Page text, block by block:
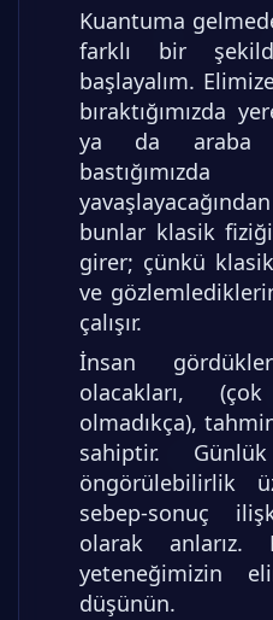
Kuantuma
farklı bir
başlayalım.
bıraktığımızda
ya da araba
bunlar klasik
girer; çünkü
ve
çalışır.
İnsan
olacakları,
olmadıkça),
sahiptir.
öngörülebilirlik
sebep-sonuç
olarak anlarız.
yeteneğimizin
düşünün.